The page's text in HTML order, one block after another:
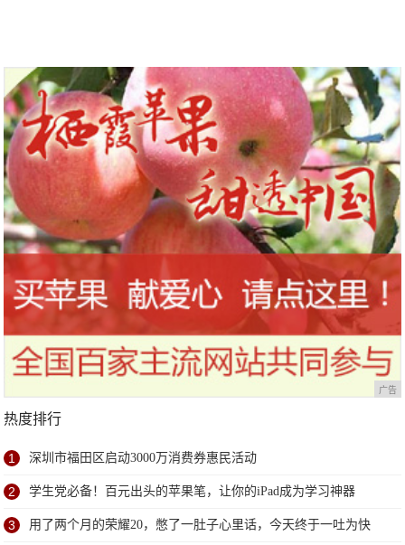
广告
热度排行
1 深圳市福田区启动3000万消费券惠民活动
2 学生党必备！百元出头的苹果笔，让你的iPad成为学习神器
3 用了两个月的荣耀20，憋了一肚子心里话，今天终于一吐为快